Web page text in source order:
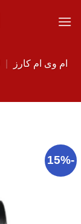
ام وی ام کارز
-15%